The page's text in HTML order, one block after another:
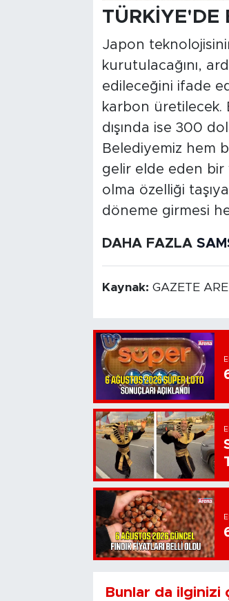
TÜRKİYE'DE
Japon
kurutulacağını,
edileceğini ifade
karbon
dışında ise 300
Belediyemiz hem
gelir elde eden bir
olma özelliği
döneme girmesi
DAHA FAZLA
Kaynak: GAZETE
Bunlar da ilginizi